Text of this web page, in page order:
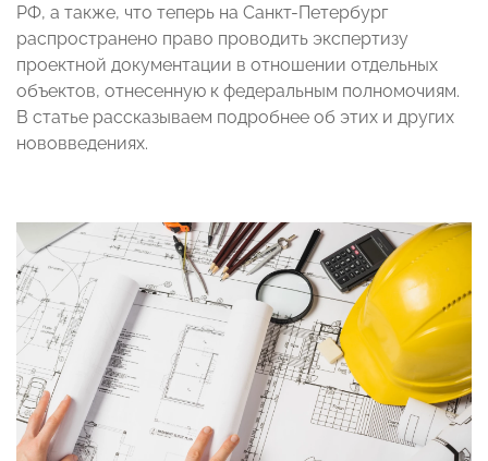
РФ, а также, что теперь на Санкт-Петербург
распространено право проводить экспертизу
проектной документации в отношении отдельных
объектов, отнесенную к федеральным полномочиям.
В статье рассказываем подробнее об этих и других
нововведениях.